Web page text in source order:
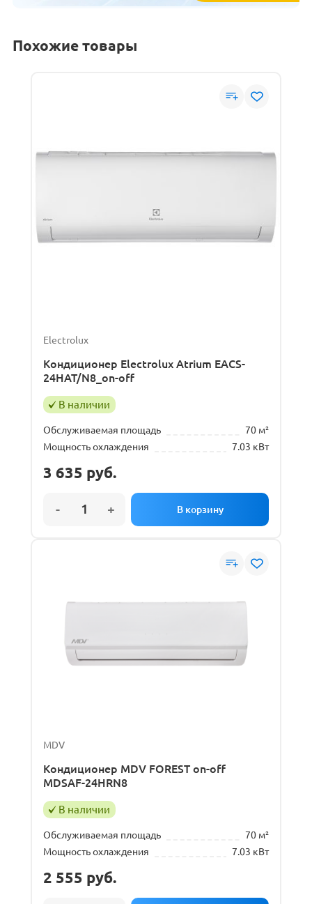
Похожие товары
Electrolux
Кондиционер Electrolux Atrium EACS-
24HAT/N8_on-off
В наличии
Обслуживаемая площадь
70 м²
Мощность охлаждения
7.03 кВт
3 635 руб.
MDV
Кондиционер MDV FOREST on-off
MDSAF-24HRN8
В наличии
Обслуживаемая площадь
70 м²
Мощность охлаждения
7.03 кВт
2 555 руб.